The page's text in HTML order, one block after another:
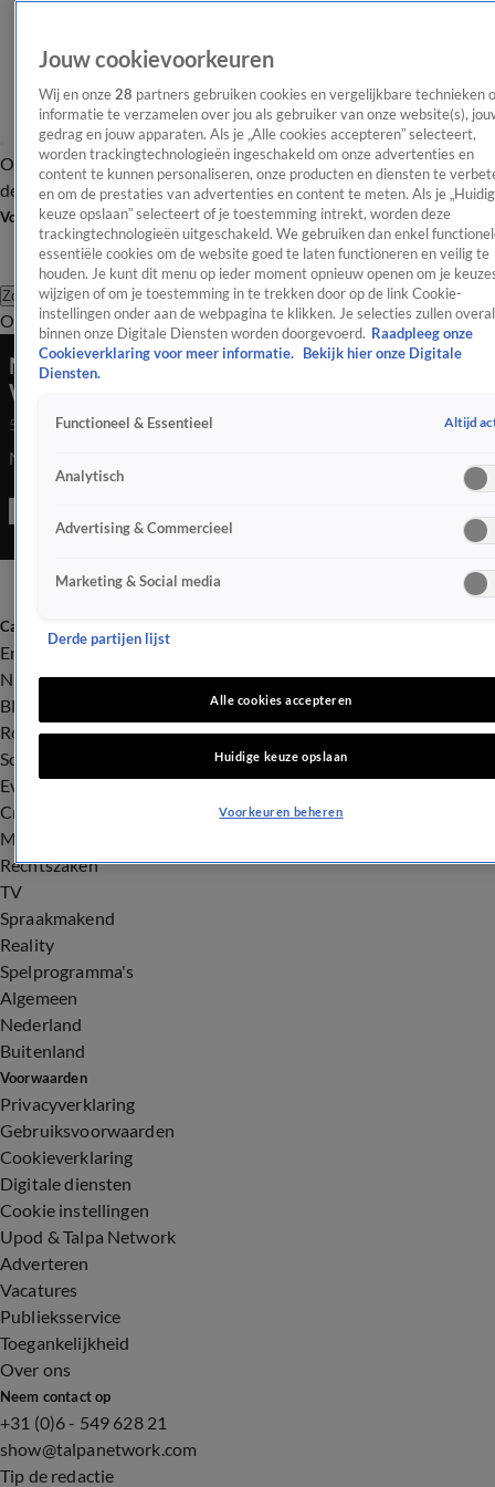
OverzichtAfleveringen Entertainment TV Algemeen
Tip
de redactieNieuwsbrief
Volg Shownieuws
Zoeken
OverzichtEntertainmentSpraakmakendRealityCrimeVideo's
Meghan na 10 jaar aanwezig bij Paris Fashion
Week
5 okt 2025, 13:36
Na 10 jaar maakt Meghan haar rentree bij Paris Fashion Week.
Categorieën
Entertainment
Nieuws
BN'ers
Royalty
Songfestival
Evenementen
Crime
Misdaad
Rechtszaken
TV
Spraakmakend
Reality
Spelprogramma's
Algemeen
Nederland
Buitenland
Voorwaarden
Privacyverklaring
Gebruiksvoorwaarden
Cookieverklaring
Digitale diensten
Cookie instellingen
Upod & Talpa Network
Adverteren
Vacatures
Publieksservice
Toegankelijkheid
Over ons
Neem contact op
+31 (0)6 - 549 628 21
show@talpanetwork.com
Tip de redactie
Jouw cookievoorkeuren
Wij en onze 28 partners gebruiken cookies en vergelijkbare technieken
informatie te verzamelen over jou als gebruiker van onze website(s),
gedrag en jouw apparaten. Als je „Alle cookies accepteren” selecteert,
worden trackingtechnologieën ingeschakeld om onze advertenties en
content te kunnen personaliseren, onze producten en diensten te
en om de prestaties van advertenties en content te meten. Als je
keuze opslaan” selecteert of je toestemming intrekt, worden deze
trackingtechnologieën uitgeschakeld. We gebruiken dan enkel
essentiële cookies om de website goed te laten functioneren en veilig te
houden. Je kunt dit menu op ieder moment opnieuw openen om je
wijzigen of om je toestemming in te trekken door op de link Cookie-
instellingen onder aan de webpagina te klikken. Je selecties zullen overal
binnen onze Digitale Diensten worden doorgevoerd. Raadpleeg onze
Cookieverklaring voor meer informatie.
Bekijk hier onze Digitale
Diensten.
Functioneel & Essentieel Altijd
Analytisch
Advertising & Commercieel
Marketing & Social media
Derde partijen lijst
Alle cookies accepteren
Huidige keuze opslaan
Voorkeuren beheren